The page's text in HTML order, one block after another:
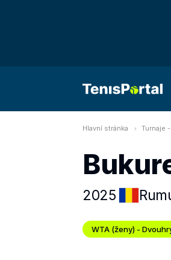
Hlavní stránka Turnaje
2025
WTA (ženy) -